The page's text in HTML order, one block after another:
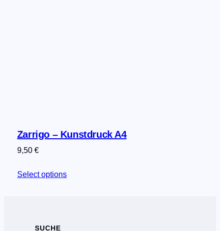
Zarrigo – Kunstdruck A4
9,50 €
Select options
SUCHE